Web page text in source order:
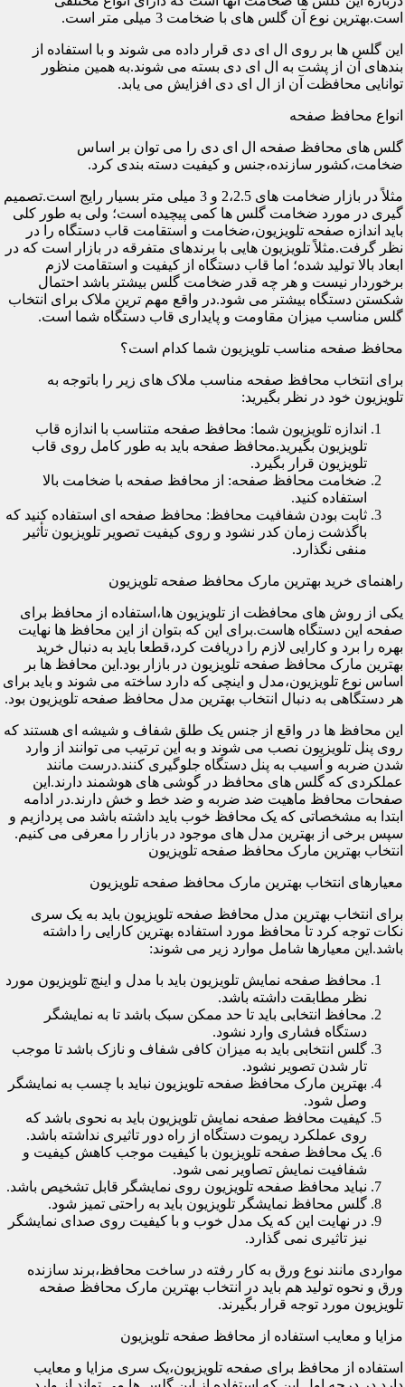
است.بهترین نوع آن گلس های با ضخامت 3 میلی متر است.
این گلس ها بر روی ال ای دی قرار داده می شوند و با استفاده از
بندهای آن از پشت به ال ای دی بسته می شوند.به همین منظور
توانایی محافظت آن از ال ای دی افزایش می یابد.
انواع محافظ صفحه
گلس های محافظ صفحه ال ای دی را می توان بر اساس
ضخامت،کشور سازنده،جنس و کیفیت دسته بندی کرد.
مثلاً در بازار ضخامت های 2،2.5 و 3 میلی متر بسیار رایج است.تصمیم
گیری در مورد ضخامت گلس ها کمی پیچیده است؛ ولی به طور کلی
باید اندازه صفحه تلویزیون،ضخامت و استقامت قاب دستگاه را در
نظر گرفت.مثلاً تلویزیون هایی با برندهای متفرقه در بازار است که در
ابعاد بالا تولید شده؛ اما قاب دستگاه از کیفیت و استقامت لازم
برخوردار نیست و هر چه قدر ضخامت گلس بیشتر باشد احتمال
شکستن دستگاه بیشتر می شود.در واقع مهم ترین ملاک برای انتخاب
گلس مناسب میزان مقاومت و پایداری قاب دستگاه شما است.
محافظ صفحه مناسب تلویزیون شما کدام است؟
برای انتخاب محافظ صفحه مناسب ملاک های زیر را باتوجه به
تلویزیون خود در نظر بگیرید:
اندازه تلویزیون شما: محافظ صفحه متناسب با اندازه قاب
تلویزیون بگیرید.محافظ صفحه باید به طور کامل روی قاب
تلویزیون قرار بگیرد.
ضخامت محافظ صفحه: از محافظ صفحه با ضخامت بالا
استفاده کنید.
ثابت بودن شفافیت محافظ: محافظ صفحه ای استفاده کنید که
باگذشت زمان کدر نشود و روی کیفیت تصویر تلویزیون تأثیر
منفی نگذارد.
راهنمای خرید بهترین مارک محافظ صفحه تلویزیون
یکی از روش های محافظت از تلویزیون ها،استفاده از محافظ برای
صفحه این دستگاه هاست.برای این که بتوان از این محافظ ها نهایت
بهره را برد و کارایی لازم را دریافت کرد،قطعا باید به دنبال خرید
بهترین مارک محافظ صفحه تلویزیون در بازار بود.این محافظ ها بر
اساس نوع تلویزیون،مدل و اینچی که دارد ساخته می شوند و باید برای
هر دستگاهی به دنبال انتخاب بهترین مدل محافظ صفحه تلویزیون بود.
این محافظ ها در واقع از جنس یک طلق شفاف و شیشه ای هستند که
روی پنل تلویزیون نصب می شوند و به این ترتیب می توانند از وارد
شدن ضربه و آسیب به پنل دستگاه جلوگیری کنند.درست مانند
عملکردی که گلس های محافظ در گوشی های هوشمند دارند.این
صفحات محافظ ماهیت ضد ضربه و ضد خط و خش دارند.در ادامه
ابتدا به مشخصاتی که یک محافظ خوب باید داشته باشد می پردازیم و
سپس برخی از بهترین مدل های موجود در بازار را معرفی می کنیم.
انتخاب بهترین مارک محافظ صفحه تلویزیون
معیارهای انتخاب بهترین مارک محافظ صفحه تلویزیون
برای انتخاب بهترین مدل محافظ صفحه تلویزیون باید به یک سری
نکات توجه کرد تا محافظ مورد استفاده بهترین کارایی را داشته
باشد.این معیارها شامل موارد زیر می شوند:
محافظ صفحه نمایش تلویزیون باید با مدل و اینچ تلویزیون مورد
نظر مطابقت داشته باشد.
محافظ انتخابی باید تا حد ممکن سبک باشد تا به نمایشگر
دستگاه فشاری وارد نشود.
گلس انتخابی باید به میزان کافی شفاف و نازک باشد تا موجب
تار شدن تصویر نشود.
بهترین مارک محافظ صفحه تلویزیون نباید با چسب به نمایشگر
وصل شود.
کیفیت محافظ صفحه نمایش تلویزیون باید به نحوی باشد که
روی عملکرد ریموت دستگاه از راه دور تاثیری نداشته باشد.
یک محافظ صفحه تلویزیون با کیفیت موجب کاهش کیفیت و
شفافیت نمایش تصاویر نمی شود.
نباید محافظ صفحه تلویزیون روی نمایشگر قابل تشخیص باشد.
گلس محافظ نمایشگر تلویزیون باید به راحتی تمیز شود.
در نهایت این که یک مدل خوب و با کیفیت روی صدای نمایشگر
نیز تاثیری نمی گذارد.
مواردی مانند نوع ورق به کار رفته در ساخت محافظ،برند سازنده
ورق و نحوه تولید هم باید در انتخاب بهترین مارک محافظ صفحه
تلویزیون مورد توجه قرار بگیرند.
مزایا و معایب استفاده از محافظ صفحه تلویزیون
استفاده از محافظ برای صفحه تلویزیون،یک سری مزایا و معایب